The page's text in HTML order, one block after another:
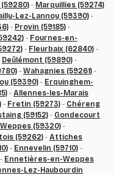
- Marquillies (59274)
Lez-Lannoy (59390) -
- Provin (59185) -
- Fournes-en-
- Fleurbaix (62840) -
Deûlémont (59890) -
- Wahagnies (59261) -
(59390) - Erquinghem-
- Allennes-les-Marais
- Fretin (59273) - Chéreng
(59152) - Gondecourt
(59320) -
(59262) - Attiches
- Ennevelin (59710) -
- Ennetières-en-Weppes
Lez-Haubourdin